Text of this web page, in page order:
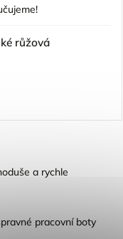
růžová
a rychle
pracovní boty